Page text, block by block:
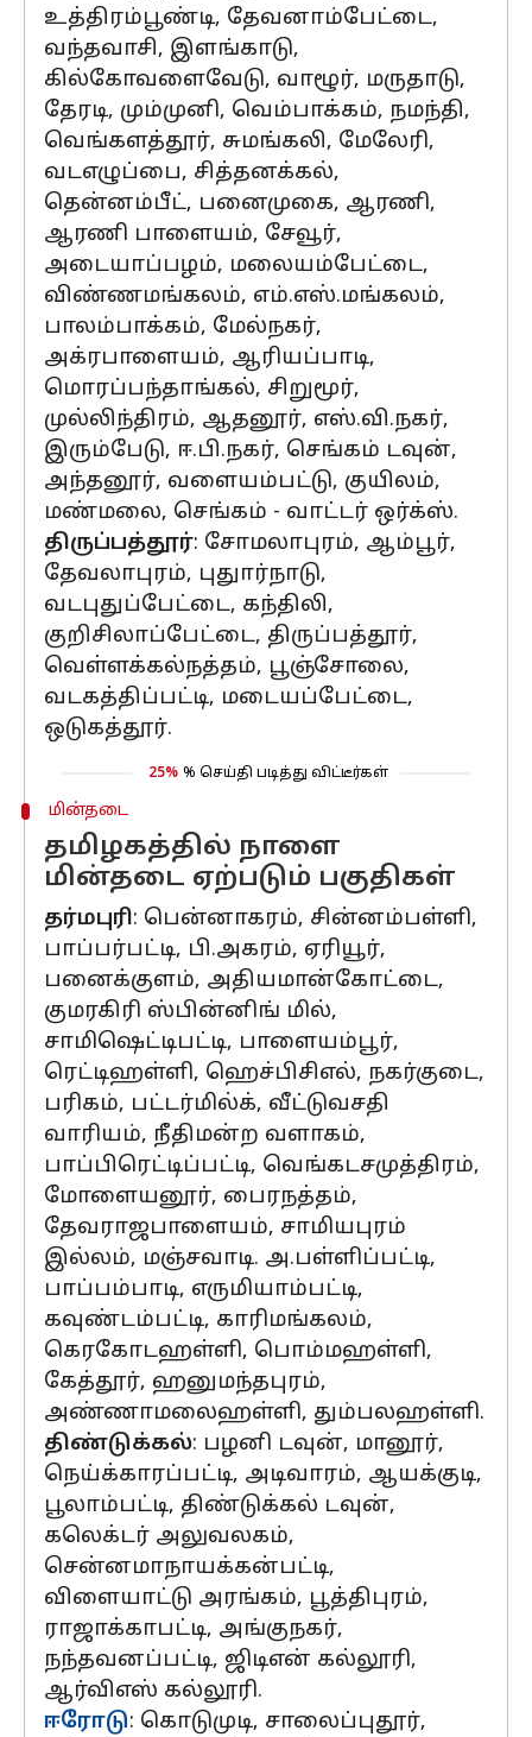
உத்திரம்பூண்டி, தேவனாம்பேட்டை,
வந்தவாசி, இளங்காடு,
கில்கோவளைவேடு, வாழூர், மருதாடு,
தேரடி, மும்முனி, வெம்பாக்கம், நமந்தி,
வெங்களத்தூர், சுமங்கலி, மேலேரி,
வடஎழுப்பை, சித்தனக்கல்,
தென்னம்பீட், பனைமுகை, ஆரணி,
ஆரணி பாளையம், சேவூர்,
அடையாப்பழம், மலையம்பேட்டை,
விண்ணமங்கலம், எம்.எஸ்.மங்கலம்,
பாலம்பாக்கம், மேல்நகர்,
அக்ரபாளையம், ஆரியப்பாடி,
மொரப்பந்தாங்கல், சிறுமூர்,
முல்லிந்திரம், ஆதனூர், எஸ்.வி.நகர்,
இரும்பேடு, ஈ.பி.நகர், செங்கம் டவுன்,
அந்தனூர், வளையம்பட்டு, குயிலம்,
மண்மலை, செங்கம் - வாட்டர் ஒர்க்ஸ்.
திருப்பத்தூர்: சோமலாபுரம், ஆம்பூர்,
தேவலாபுரம், புதுார்நாடு,
வடபுதுப்பேட்டை, கந்திலி,
குறிசிலாப்பேட்டை, திருப்பத்தூர்,
வெள்ளக்கல்நத்தம், பூஞ்சோலை,
வடகத்திப்பட்டி, மடையப்பேட்டை,
ஒடுகத்தூர்.
25% % செய்தி படித்து விட்டீர்கள்
மின்தடை
தமிழகத்தில் நாளை
மின்தடை ஏற்படும் பகுதிகள்
தர்மபுரி: பென்னாகரம், சின்னம்பள்ளி,
பாப்பர்பட்டி, பி.அகரம், ஏரியூர்,
பனைக்குளம், அதியமான்கோட்டை,
குமரகிரி ஸ்பின்னிங் மில்,
சாமிஷெட்டிபட்டி, பாளையம்பூர்,
ரெட்டிஹள்ளி, ஹெச்பிசிஎல், நகர்குடை,
பரிகம், பட்டர்மில்க், வீட்டுவசதி
வாரியம், நீதிமன்ற வளாகம்,
பாப்பிரெட்டிப்பட்டி, வெங்கடசமுத்திரம்,
மோளையனூர், பைரநத்தம்,
தேவராஜபாளையம், சாமியபுரம்
இல்லம், மஞ்சவாடி. அ.பள்ளிப்பட்டி,
பாப்பம்பாடி, எருமியாம்பட்டி,
கவுண்டம்பட்டி, காரிமங்கலம்,
கெரகோடஹள்ளி, பொம்மஹள்ளி,
கேத்தூர், ஹனுமந்தபுரம்,
அண்ணாமலைஹள்ளி, தும்பலஹள்ளி.
திண்டுக்கல்: பழனி டவுன், மானூர்,
நெய்க்காரப்பட்டி, அடிவாரம், ஆயக்குடி,
பூலாம்பட்டி, திண்டுக்கல் டவுன்,
கலெக்டர் அலுவலகம்,
சென்னமாநாயக்கன்பட்டி,
விளையாட்டு அரங்கம், பூத்திபுரம்,
ராஜாக்காபட்டி, அங்குநகர்,
நந்தவனப்பட்டி, ஜிடிஎன் கல்லூரி,
ஆர்விஎஸ் கல்லூரி.
ஈரோடு: கொடுமுடி, சாலைப்புதூர்,